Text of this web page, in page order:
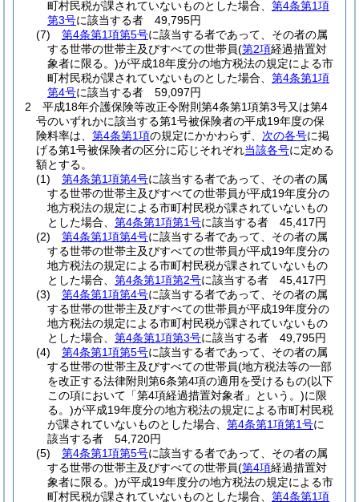
町村民税が課されていないものとした場合、 第4条第1項
第3号に該当する者 49,795円
(7)
第4条第1項第5号に該当する者であって、その者の属
する世帯の世帯主及びすべての世帯員(第2項経過措置対
象者に限る。)が平成18年度分の地方税法の規定による市
町村民税が課されていないものとした場合、 第4条第1項
第4号に該当する者 59,097円
2
平成18年介護保険等改正令附則第4条第1項第3号又は第4
号のいずれかに該当する第1号被保険者の平成19年度の保
険料率は、 第4条第1項の規定にかかわらず、 次の各号に掲
げる第1号被保険者の区分に応じそれぞれ当該各号に定める
額とする。
(1)
第4条第1項第4号に該当する者であって、その者の属
する世帯の世帯主及びすべての世帯員が平成19年度分の
地方税法の規定による市町村民税が課されていないもの
とした場合、 第4条第1項第1号に該当する者 45,417円
(2)
第4条第1項第4号に該当する者であって、その者の属
する世帯の世帯主及びすべての世帯員が平成19年度分の
地方税法の規定による市町村民税が課されていないもの
とした場合、 第4条第1項第2号に該当する者 45,417円
(3)
第4条第1項第4号に該当する者であって、その者の属
する世帯の世帯主及びすべての世帯員が平成19年度分の
地方税法の規定による市町村民税が課されていないもの
とした場合、 第4条第1項第3号に該当する者 49,795円
(4)
第4条第1項第5号に該当する者であって、その者の属
する世帯の世帯主及びすべての世帯員(地方税法等の一部
を改正する法律附則第6条第4項の適用を受けるもの(以下
この項において「第4項経過措置対象者」という。)に限
る。)が平成19年度分の地方税法の規定による市町村民税
が課されていないものとした場合、 第4条第1項第1号に
該当する者 54,720円
(5)
第4条第1項第5号に該当する者であって、その者の属
する世帯の世帯主及びすべての世帯員(第4項経過措置対
象者に限る。)が平成19年度分の地方税法の規定による市
町村民税が課されていないものとした場合、 第4条第1項